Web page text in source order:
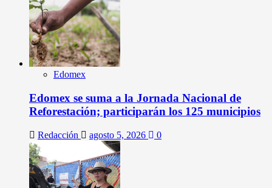
Edomex
Edomex se suma a la Jornada Nacional de
Reforestación; participarán los 125 municipios
Redacción agosto 5, 2026 0